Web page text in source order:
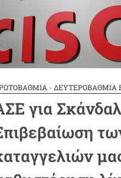
- ΔΕΥΤΕΡΟΒΑΘΜΙΑ
για